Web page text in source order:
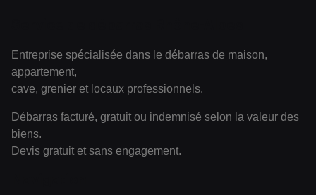
Entreprise spécialisée dans le débarras de maison,
appartement,
cave, grenier et locaux professionnels.
Débarras facturé, gratuit ou indemnisé selon la valeur des
biens.
Devis gratuit et sans engagement.